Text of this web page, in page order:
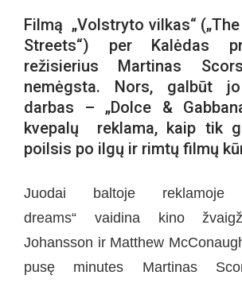
Filmą „Volstryto vilkas“
Streets“) per Kalėdas
režisierius Martinas
nemėgsta. Nors, galbūt
darbas – „Dolce &
kvepalų reklama, kaip tik
poilsis po ilgų ir rimtų filmų
Juodai baltoje
dreams“ vaidina kino
Johansson ir Matthew
pusę minutes Martinas